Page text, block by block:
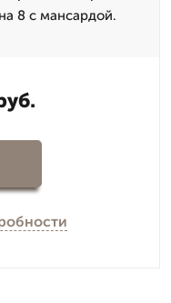
8 с мансардой.